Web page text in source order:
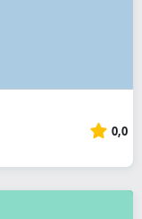
0,0